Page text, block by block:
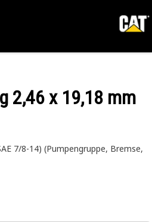
2,46 x 19,18 mm
7/8-14) (Pumpengruppe, Bremse,